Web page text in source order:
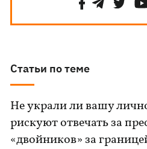
Статьи по теме
Не украли ли вашу
рискуют отвечать за
«двойников» за